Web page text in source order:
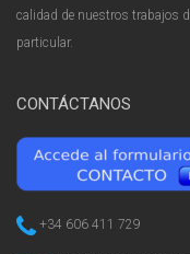
calidad de nuestros trabajos
particular.
CONTÁCTANOS
+34 606 411 729